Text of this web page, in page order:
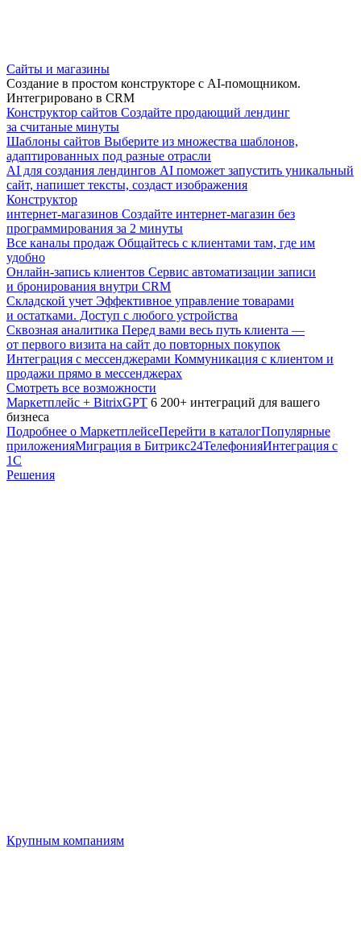
Сайты и магазины
Создание в простом конструкторе с AI-помощником.
Интегрировано в CRM
Конструктор сайтов Создайте продающий лендинг
за считаные минуты
Шаблоны сайтов Выберите из множества шаблонов,
адаптированных под разные отрасли
AI для создания лендингов AI поможет запустить уникальный
сайт, напишет тексты, создаст изображения
Конструктор
интернет-магазинов Создайте интернет-магазин без
программирования за 2 минуты
Все каналы продаж Общайтесь с клиентами там, где им
удобно
Онлайн-запись клиентов Сервис автоматизации записи
и бронирования внутри CRM
Складской учет Эффективное управление товарами
и остатками. Доступ с любого устройства
Сквозная аналитика Перед вами весь путь клиента —
от первого визита на сайт до повторных покупок
Интеграция с мессенджерами Коммуникация с клиентом и
продажи прямо в мессенджерах
Смотреть все возможности
Маркетплейс + BitrixGPT 6 200+ интеграций для вашего
бизнеса
Подробнее о МаркетплейсеПерейти в каталогПопулярные
приложенияМиграция в Битрикс24ТелефонияИнтеграция с
1С
Решения
Крупным компаниям